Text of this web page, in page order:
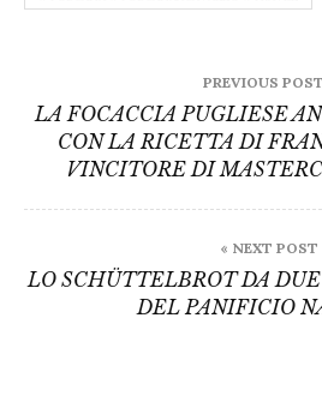
navigation
PREVIOUS
LA FOCACCIA PUGLIESE
CON LA RICETTA DI
VINCITORE DI
« NEXT POST
LO SCHÜTTELBROT DA
DEL PANIFICIO